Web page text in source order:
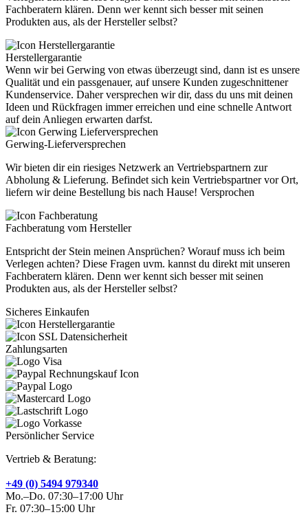
Fachberatern klären. Denn wer kennt sich besser mit seinen
Produkten aus, als der Hersteller selbst?
Herstellergarantie
Wenn wir bei Gerwing von etwas überzeugt sind, dann ist es unsere
Qualität und ein passgenauer, auf unsere Kunden zugeschnittener
Kundenservice. Daher versprechen wir dir, dass du uns mit deinen
Ideen und Rückfragen immer erreichen und eine schnelle Antwort
auf dein Anliegen erwarten darfst.
Gerwing-Lieferversprechen
Wir bieten dir ein riesiges Netzwerk an Vertriebspartnern zur
Abholung & Lieferung. Befindet sich kein Vertriebspartner vor Ort,
liefern wir deine Bestellung bis nach Hause! Versprochen
Fachberatung vom Hersteller
Entspricht der Stein meinen Ansprüchen? Worauf muss ich beim
Verlegen achten? Diese Fragen uvm. kannst du direkt mit unseren
Fachberatern klären. Denn wer kennt sich besser mit seinen
Produkten aus, als der Hersteller selbst?
Sicheres Einkaufen
Zahlungsarten
Persönlicher Service
Vertrieb & Beratung:
+49 (0) 5494 979340
Mo.–Do. 07:30–17:00 Uhr
Fr. 07:30–15:00 Uhr